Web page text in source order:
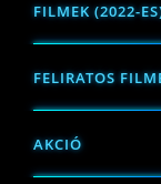
FILMEK (2022-
FELIRATOS
AKCIÓ